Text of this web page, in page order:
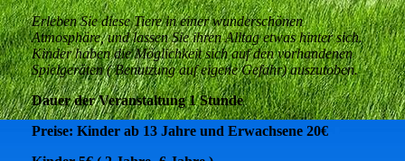
Erleben Sie diese Tiere in einer wunderschönen
Atmosphäre, und lassen Sie ihren Alltag etwas hinter sich.
Kinder haben die Möglichkeit sich auf den vorhandenen
Spielgeräten ( Benutzung auf eigene Gefahr) auszutoben.
Dauer der Veranstaltung 1 Stunde
Preise: Kinder ab 13 Jahre und Erwachsene 20€